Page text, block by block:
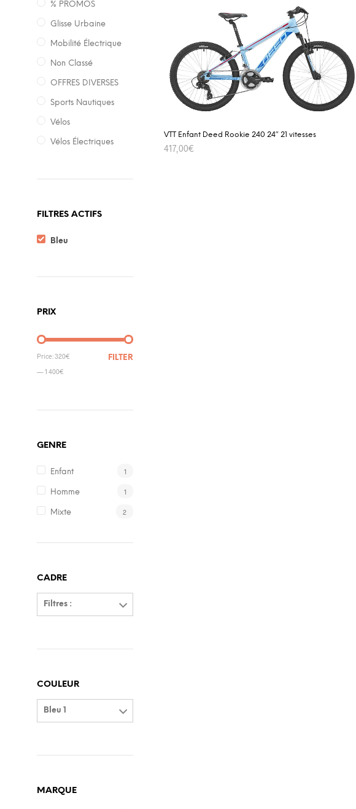
% PROMOS
Glisse Urbaine
Mobilité Électrique
Non Classé
OFFRES DIVERSES
Sports Nautiques
Vélos
Vélos Électriques
FILTRES ACTIFS
Bleu
PRIX
FILTER
Price:320€
—1 400€
GENRE
Enfant 1
Homme 1
Mixte 2
CADRE
Filtres :
COULEUR
Bleu 1
MARQUE
VTT Enfant Deed Rookie 240 24″ 21 vitesses
417,00€